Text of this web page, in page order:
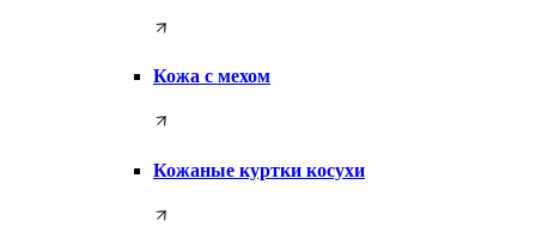
Кожа с мехом
Кожаные куртки косухи